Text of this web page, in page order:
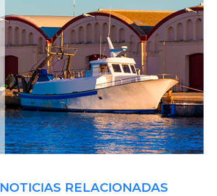
NOTICIAS RELACIONADAS